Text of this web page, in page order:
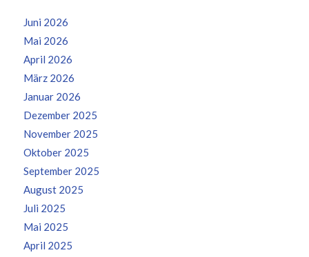
Juni 2026
Mai 2026
April 2026
März 2026
Januar 2026
Dezember 2025
November 2025
Oktober 2025
September 2025
August 2025
Juli 2025
Mai 2025
April 2025